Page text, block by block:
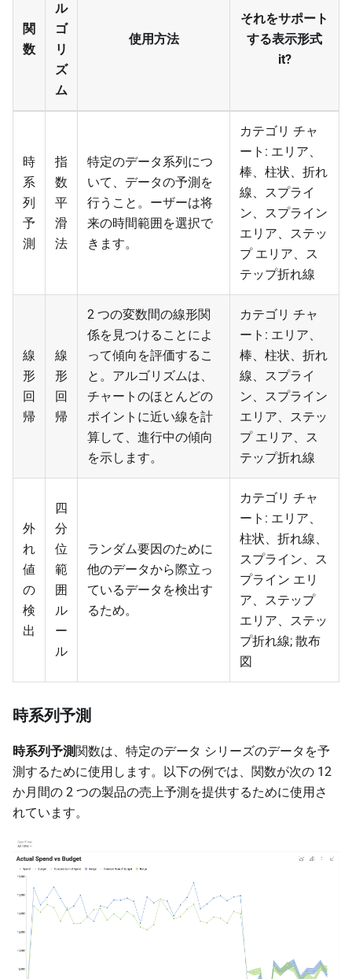
関
数
ル
ゴ
リ
ズ
ム
使用方法
それをサポート
する表示形式
it?
時
系
列
予
測
指
数
平
滑
法
特定のデータ系列につ
いて、データの予測を
行うこと。ーザーは将
来の時間範囲を選択で
きます。
カテゴリ チャ
ート: エリア、
棒、柱状、折れ
線、スプライ
ン、スプライン
エリア、ステッ
プ エリア、ス
テップ折れ線
線
形
回
帰
線
形
回
帰
2 つの変数間の線形関
係を見つけることによ
って傾向を評価するこ
と。アルゴリズムは、
チャートのほとんどの
ポイントに近い線を計
算して、進行中の傾向
を示します。
カテゴリ チャ
ート: エリア、
棒、柱状、折れ
線、スプライ
ン、スプライン
エリア、ステッ
プ エリア、ス
テップ折れ線
外
れ
値
の
検
出
四
分
位
範
囲
ル
ー
ル
ランダム要因のために
他のデータから際立っ
ているデータを検出す
るため。
カテゴリ チャ
ート: エリア、
柱状、折れ線、
スプライン、ス
プライン エリ
ア、ステップ
エリア、ステッ
プ折れ線; 散布
図
時系列予測
時系列予測関数は、特定のデータ シリーズのデータを予
測するために使用します。以下の例では、関数が次の 12
か月間の 2 つの製品の売上予測を提供するために使用さ
れています。